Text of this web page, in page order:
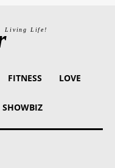
Living Life!
FITNESS LOVE
SHOWBIZ